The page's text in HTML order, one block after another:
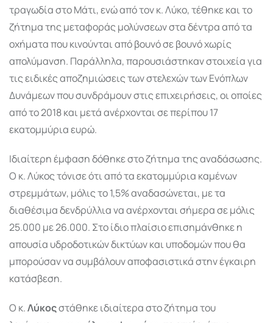
τραγωδία στο Μάτι, ενώ από τον κ. Λύκο, τέθηκε και το
ζήτημα της μεταφοράς μολύνσεων στα δέντρα από τα
οχήματα που κινούνται από βουνό σε βουνό χωρίς
απολύμανση. Παράλληλα, παρουσιάστηκαν στοιχεία για
τις ειδικές αποζημιώσεις των στελεχών των Ενόπλων
Δυνάμεων που συνδράμουν στις επιχειρήσεις, οι οποίες
από το 2018 και μετά ανέρχονται σε περίπου 17
εκατομμύρια ευρώ.
Ιδιαίτερη έμφαση δόθηκε στο ζήτημα της αναδάσωσης.
Ο κ. Λύκος τόνισε ότι από τα εκατομμύρια καμένων
στρεμμάτων, μόλις το 1,5% αναδασώνεται, με τα
διαθέσιμα δενδρύλλια να ανέρχονται σήμερα σε μόλις
25.000 με 26.000. Στο ίδιο πλαίσιο επισημάνθηκε η
απουσία υδροδοτικών δικτύων και υποδομών που θα
μπορούσαν να συμβάλουν αποφασιστικά στην έγκαιρη
κατάσβεση.
Ο κ.Λύκοςστάθηκε ιδιαίτερα στο ζήτημα του